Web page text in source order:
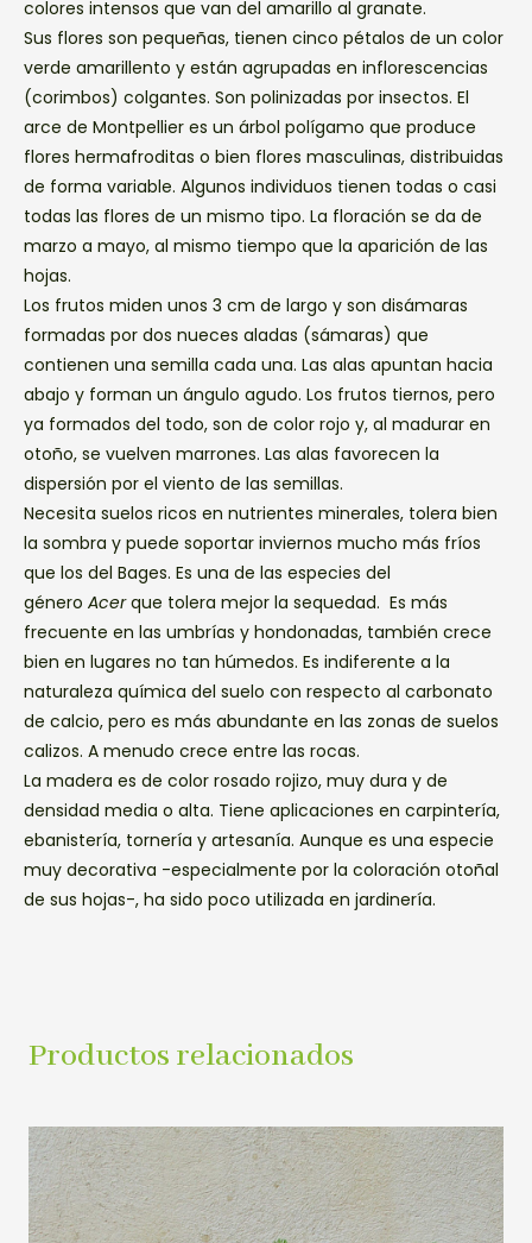
colores intensos que van del amarillo al granate.
Sus flores son pequeñas, tienen cinco pétalos de un color
verde amarillento y están agrupadas en inflorescencias
(corimbos) colgantes. Son polinizadas por insectos. El
arce de Montpellier es un árbol polígamo que produce
flores hermafroditas o bien flores masculinas, distribuidas
de forma variable. Algunos individuos tienen todas o casi
todas las flores de un mismo tipo. La floración se da de
marzo a mayo, al mismo tiempo que la aparición de las
hojas.
Los frutos miden unos 3 cm de largo y son disámaras
formadas por dos nueces aladas (sámaras) que
contienen una semilla cada una. Las alas apuntan hacia
abajo y forman un ángulo agudo. Los frutos tiernos, pero
ya formados del todo, son de color rojo y, al madurar en
otoño, se vuelven marrones. Las alas favorecen la
dispersión por el viento de las semillas.
Necesita suelos ricos en nutrientes minerales, tolera bien
la sombra y puede soportar inviernos mucho más fríos
que los del Bages. Es una de las especies del
género Acerque tolera mejor la sequedad. Es más
frecuente en las umbrías y hondonadas, también crece
bien en lugares no tan húmedos. Es indiferente a la
naturaleza química del suelo con respecto al carbonato
de calcio, pero es más abundante en las zonas de suelos
calizos. A menudo crece entre las rocas.
La madera es de color rosado rojizo, muy dura y de
densidad media o alta. Tiene aplicaciones en carpintería,
ebanistería, tornería y artesanía. Aunque es una especie
muy decorativa -especialmente por la coloración otoñal
de sus hojas-, ha sido poco utilizada en jardinería.
Productos relacionados